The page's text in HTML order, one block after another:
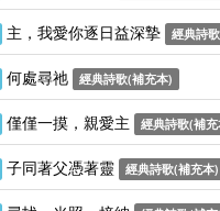
主，我愛你逐日益深摯 經典詩
何處尋祂 經典詩歌(補充本)
僅僅一摸，親愛主 經典詩歌(補充
子同著父憑著靈 經典詩歌(補充本)